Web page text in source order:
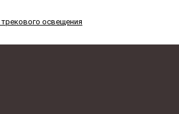
освещения